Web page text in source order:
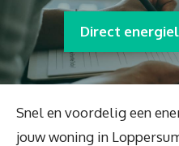
Direct
Snel en voordelig een
jouw woning in